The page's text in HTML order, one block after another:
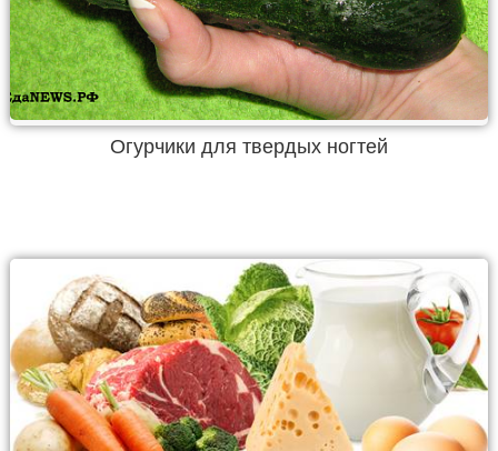
Огурчики для твердых ногтей